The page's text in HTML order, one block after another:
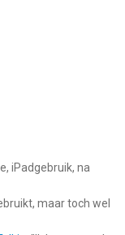
iPadgebruik, na
maar toch wel